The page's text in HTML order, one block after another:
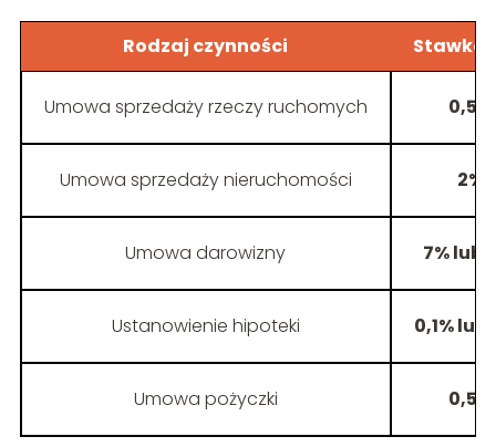
Rodzaj czynności Stawka
Umowa sprzedaży rzeczy ruchomych 0,5%
Umowa sprzedaży nieruchomości 2%
Umowa darowizny 7% lub
Ustanowienie hipoteki 0,1% lub
Umowa pożyczki 0,5%